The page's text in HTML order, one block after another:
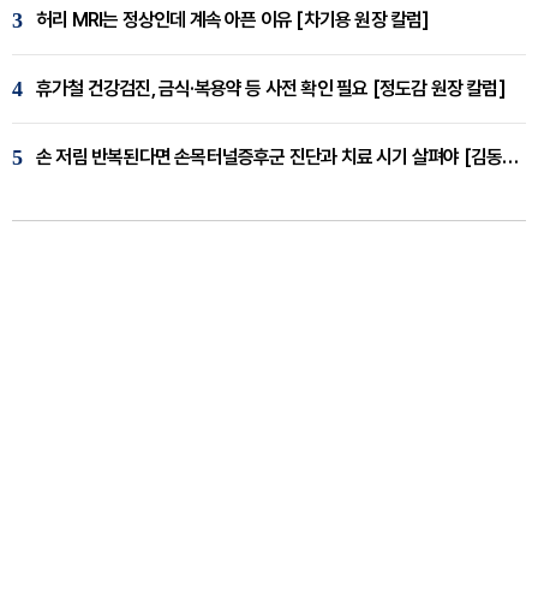
3 허리 MRI는 정상인데 계속 아픈 이유 [차기용 원장 칼럼]
4 휴가철 건강검진, 금식·복용약 등 사전 확인 필요 [정도감 원장 칼럼]
5 손 저림 반복된다면 손목터널증후군 진단과 치료 시기 살펴야 [김동현 원장 칼럼]